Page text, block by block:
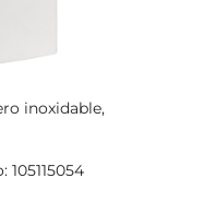
inoxidable,